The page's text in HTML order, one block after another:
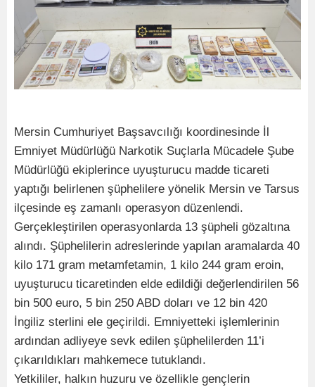
Mersin Cumhuriyet Başsavcılığı koordinesinde İl
Emniyet Müdürlüğü Narkotik Suçlarla Mücadele Şube
Müdürlüğü ekiplerince uyuşturucu madde ticareti
yaptığı belirlenen şüphelilere yönelik Mersin ve Tarsus
ilçesinde eş zamanlı operasyon düzenlendi.
Gerçekleştirilen operasyonlarda 13 şüpheli gözaltına
alındı. Şüphelilerin adreslerinde yapılan aramalarda 40
kilo 171 gram metamfetamin, 1 kilo 244 gram eroin,
uyuşturucu ticaretinden elde edildiği değerlendirilen 56
bin 500 euro, 5 bin 250 ABD doları ve 12 bin 420
İngiliz sterlini ele geçirildi. Emniyetteki işlemlerinin
ardından adliyeye sevk edilen şüphelilerden 11’i
çıkarıldıkları mahkemece tutuklandı.
Yetkililer, halkın huzuru ve özellikle gençlerin